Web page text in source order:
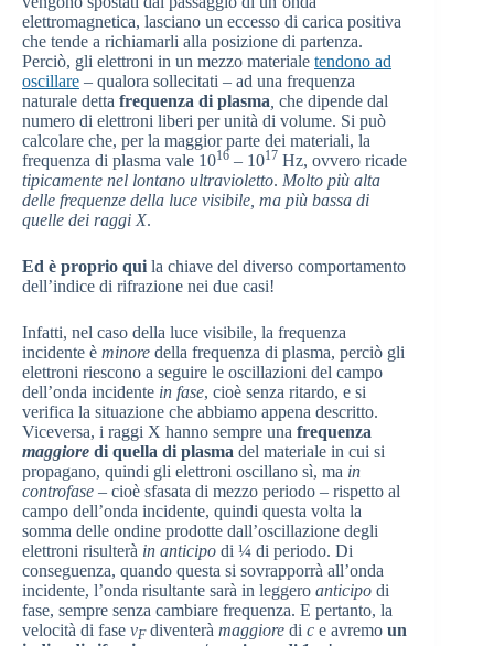
elettromagnetica, lasciano un eccesso di carica positiva
che tende a richiamarli alla posizione di partenza.
Perciò, gli elettroni in un mezzo materiale tendono ad
oscillare – qualora sollecitati – ad una frequenza
naturale detta frequenza di plasma che dipende dal
numero di elettroni liberi per unità di volume. Si può
calcolare che, per la maggior parte dei materiali, la
frequenza di plasma vale 1016 – 1017 Hz, ovvero ricade
tipicamente nel lontano ultravioletto. Molto più alta
delle frequenze della luce visibile, ma più bassa di
quelle dei raggi X.
Ed è proprio qui la chiave del diverso comportamento
dell’indice di rifrazione nei due casi!
Infatti, nel caso della luce visibile, la frequenza
incidente è minore della frequenza di plasma, perciò gli
elettroni riescono a seguire le oscillazioni del campo
dell’onda incidente in fase, cioè senza ritardo, e si
verifica la situazione che abbiamo appena descritto.
Viceversa, i raggi X hanno sempre una frequenza
maggiore di quella di plasma del materiale in cui si
propagano, quindi gli elettroni oscillano sì, ma in
controfase – cioè sfasata di mezzo periodo – rispetto al
campo dell’onda incidente, quindi questa volta la
somma delle ondine prodotte dall’oscillazione degli
elettroni risulterà in anticipo di ¼ di periodo. Di
conseguenza, quando questa si sovrapporrà all’onda
incidente, l’onda risultante sarà in leggero anticipo di
fase, sempre senza cambiare frequenza. E pertanto, la
velocità di fase vF diventerà maggiore di c e avremo un